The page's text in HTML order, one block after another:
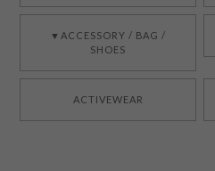
▼ACCESSORY / BAG /
SHOES
ACTIVEWEAR